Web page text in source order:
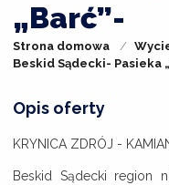
„Barć”-
Strona domowa
Beskid Sądecki- Pasieka
Opis oferty
KRYNICA ZDRÓJ -
Beskid Sądecki region